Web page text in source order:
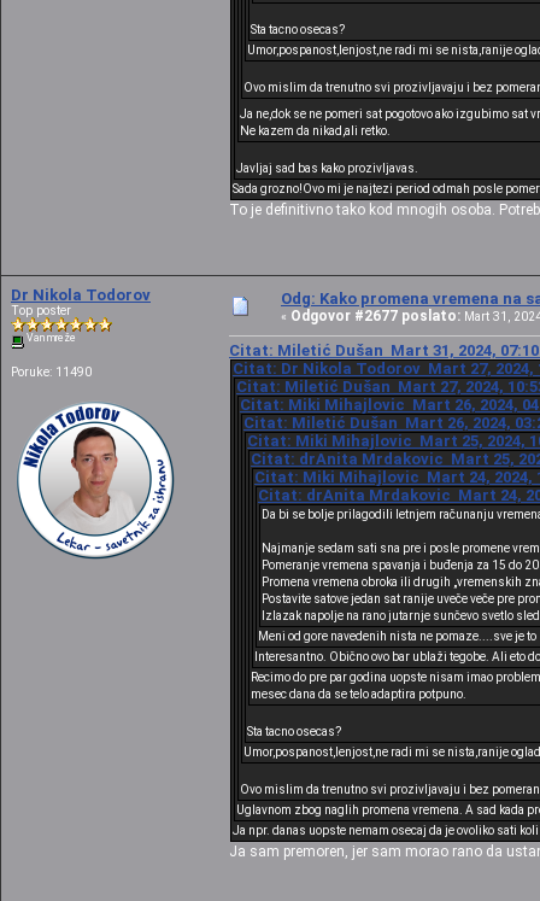
Sta tacno osecas?
Umor,pospanost,lenjost,ne radi mi se nista,ranije
Ovo mislim da trenutno svi prozivljavaju i bez
Ja ne,dok se ne pomeri sat pogotovo ako izgubimo sat
Ne kazem da nikad,ali retko.
Javljaj sad bas kako prozivljavas.
Sada grozno!Ovo mi je najtezi period odmah posle
To je definitivno tako kod mnogih osoba.
Dr Nikola Todorov
Top poster
Van mreže
Poruke: 11490
Odg: Kako promena vremena na
« Odgovor #2677 poslato: Mart 31,
Citat: Miletić Dušan Mart 31, 2024,
Citat: Dr Nikola Todorov Mart 27, 2024,
Citat: Miletić Dušan Mart 27, 2024,
Citat: Miki Mihajlovic Mart 26, 2024,
Citat: Miletić Dušan Mart 26, 2024,
Citat: Miki Mihajlovic Mart 25, 2024,
Citat: drAnita Mrdakovic Mart 25,
Citat: Miki Mihajlovic Mart 24, 2024,
Citat: drAnita Mrdakovic Mart 24,
Da bi se bolje prilagodili letnjem računanju
Najmanje sedam sati sna pre i posle promene
Pomeranje vremena spavanja i buđenja za 15 do
Promena vremena obroka ili drugih „vremenskih
Postavite satove jedan sat ranije uveče veče pre
Izlazak napolje na rano jutarnje sunčevo svetlo
Meni od gore navedenih nista ne pomaze....sve je
Interesantno. Obično ovo bar ublaži tegobe. Ali eto
Recimo do pre par godina uopste nisam imao
mesec dana da se telo adaptira potpuno.
Sta tacno osecas?
Umor,pospanost,lenjost,ne radi mi se nista,ranije
Ovo mislim da trenutno svi prozivljavaju i bez
Uglavnom zbog naglih promena vremena. A sad kada
Ja npr. danas uopste nemam osecaj da je ovoliko sati
Ja sam premoren, jer sam morao rano da